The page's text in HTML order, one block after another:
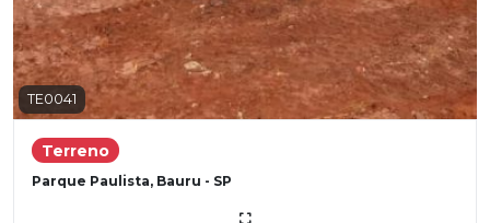
TE0041
Terreno
Parque Paulista, Bauru - SP